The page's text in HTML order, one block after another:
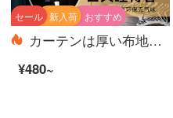
おすすめ
新入荷
セール
カーテンは厚い布地をプラスして、全遮光100光を通さずに、純色を通して綿麻の寝室の日よけを遮ります。防熱、日よけは軽いです。北欧簡単客間でオーダーメイドした完成品のカーテンは墨緑＋レモン黄です。
¥480~